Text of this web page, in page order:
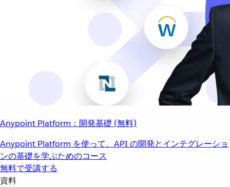
Anypoint Platform：開発基礎 (無料)
Anypoint Platform を使って、API の開発とインテグレーショ
ンの基礎を学ぶためのコース
無料で受講する
資料